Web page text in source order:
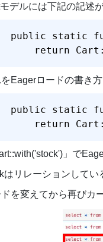
デルには下記の記述が
public static
return
Eagerロードの書き方
public static
return
」で
はリレーションしてい
ドを変えてから再びカ